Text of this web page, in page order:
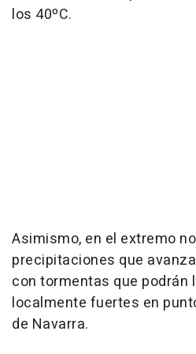
los 40ºC.
Asimismo, en el extremo
precipitaciones que
con tormentas que podrán
localmente fuertes en
de Navarra.